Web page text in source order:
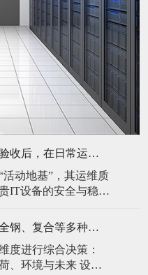
机房防静电地板安装验收后，在日常运维中常常被忽视。请问，一套规范的、可操作的维护规程应包含哪些内容？有哪些“小问题”若不及时处理，会演变成“大故障”？
动地基”，其运维质
IT设备的安全与稳
。 1. 建立分
地
污或其它液体泼
面对市面上硫酸钙、全钢、复合等多种类型的机房防静电地板，我们该如何科学选型？除了预算，更应该从哪些实际维度进行考量，以避免“过度配置”或“配置不足”？
度进行综合决策：
环境与未来 设备